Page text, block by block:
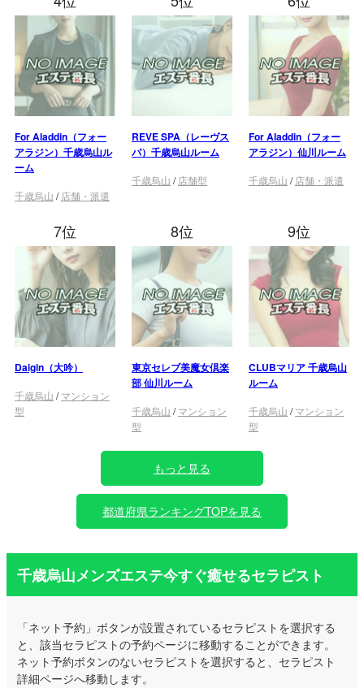
For Aladdin（フォー
アラジン）千歳烏山ル
ーム
千歳烏山 / 店舗・派遣
REVE SPA（レーヴス
パ）千歳烏山ルーム
千歳烏山 / 店舗型
For Aladdin（フォー
アラジン）仙川ルーム
千歳烏山 / 店舗・派遣
7位
Daigin（大吟）
千歳烏山 /マンション
型
8位
東京セレブ美魔女倶楽
部 仙川ルーム
千歳烏山 /マンション
型
9位
CLUBマリア 千歳烏山
ルーム
千歳烏山 /マンション
型
もっと見る
都道府県ランキングTOPを見る
千歳烏山メンズエステ今すぐ癒せるセラピスト
「ネット予約」ボタンが設置されているセラピストを選択する
と、該当セラピストの予約ページに移動することができます。
ネット予約ボタンのないセラピストを選択すると、セラピスト
詳細ページへ移動します。